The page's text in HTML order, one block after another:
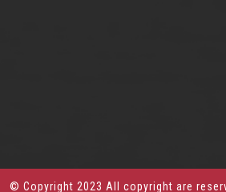
© Copyright 2023 All copyright are